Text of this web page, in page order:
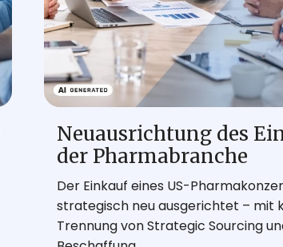
Neuausrichtung des
der Pharmabranche
Der Einkauf eines US-
strategisch neu ausgerichtet – mit
Trennung von Strategic Sourcing